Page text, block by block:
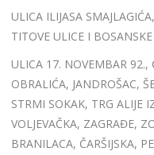
ULICA ILIJASA
TITOVE ULICE I
ULICA 17. NOVEMBAR
OBRALIĆA, JANDROŠAC,
STRMI SOKAK, TRG ALIJE
VOLJEVAČKA, ZAGRAĐE,
BRANILACA, ČARŠIJSKA,